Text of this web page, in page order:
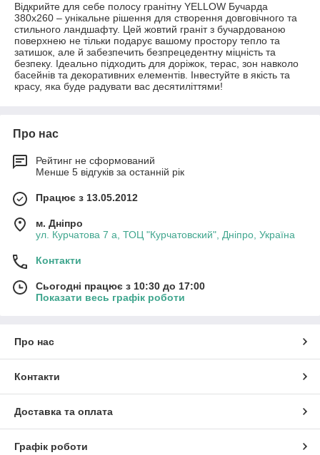
Відкрийте для себе полосу гранітну YELLOW Бучарда
380х260 – унікальне рішення для створення довговічного та
стильного ландшафту. Цей жовтий граніт з бучардованою
поверхнею не тільки подарує вашому простору тепло та
затишок, але й забезпечить безпрецедентну міцність та
безпеку. Ідеально підходить для доріжок, терас, зон навколо
басейнів та декоративних елементів. Інвестуйте в якість та
красу, яка буде радувати вас десятиліттями!
Про нас
Рейтинг не сформований
Менше 5 відгуків за останній рік
Працює з 13.05.2012
м. Дніпро
ул. Курчатова 7 а, ТОЦ "Курчатовский", Дніпро, Україна
Контакти
Сьогодні працює з 10:30 до 17:00
Показати весь графік роботи
Про нас
Контакти
Доставка та оплата
Графік роботи